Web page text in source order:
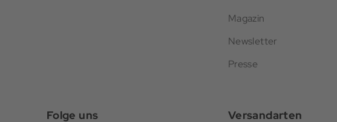
Magazin
Newsletter
Presse
Folge uns Versandarten